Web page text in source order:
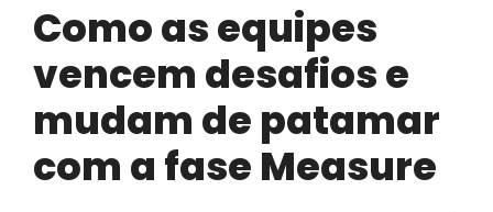
Como as equipes
vencem desafios e
mudam de patamar
com a fase Measure